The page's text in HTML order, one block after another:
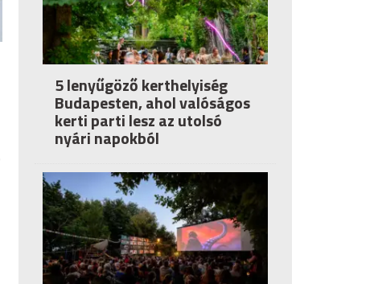
5 lenyűgöző kerthelyiség
Budapesten, ahol valóságos
kerti parti lesz az utolsó
nyári napokból